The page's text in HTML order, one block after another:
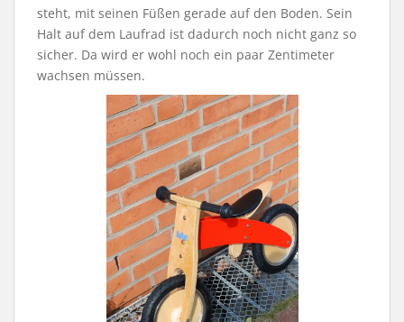
steht, mit seinen Füßen gerade auf den Boden. Sein
Halt auf dem Laufrad ist dadurch noch nicht ganz so
sicher. Da wird er wohl noch ein paar Zentimeter
wachsen müssen.